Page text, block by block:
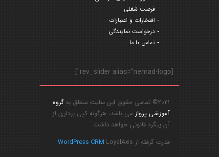
فرصت شغلی
افتخارات و اعتبارات
درخواست نمایندگی
تماس با ما
[rev_slider alias="nemad-logo"]
2021© تمامی حقوق این سایت متعلق به
گروه
آموزشی پرواز می باشد، هرگونه کپی برداری از
آن پیگرد قانونی خواهد داشت.
قدرت گرفته از
WordPress CRM LoyalAxis